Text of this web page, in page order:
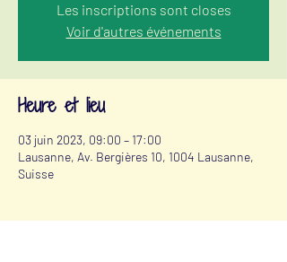
Les inscriptions sont closes
Voir d'autres événements
Heure et lieu
03 juin 2023, 09:00 – 17:00
Lausanne, Av. Bergières 10, 1004 Lausanne,
Suisse